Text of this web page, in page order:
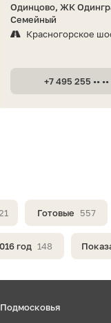
Одинцово, ЖК
Семейный
Красногорское
+7 495 255 •• ••
Готовые 557
год 148